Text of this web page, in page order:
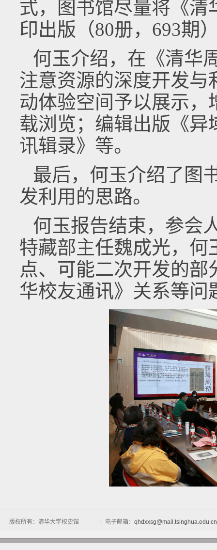
式，图书馆尽量将《
印出版（80册，693期
何玉介绍，在《清华
注意资源的深度开发与
动体验空间予以展示
载浏览；编辑出版《
讯辑录》等。
最后，何玉介绍了图
发利用的思路。
何玉报告结束，参会
特藏部主任魏成光，何
点、可能二次开发的
华校友通讯》关系等问
版权所有：清华大学校史馆 | 电子邮箱： qhdxxsg@mail.tsinghua.edu.cn